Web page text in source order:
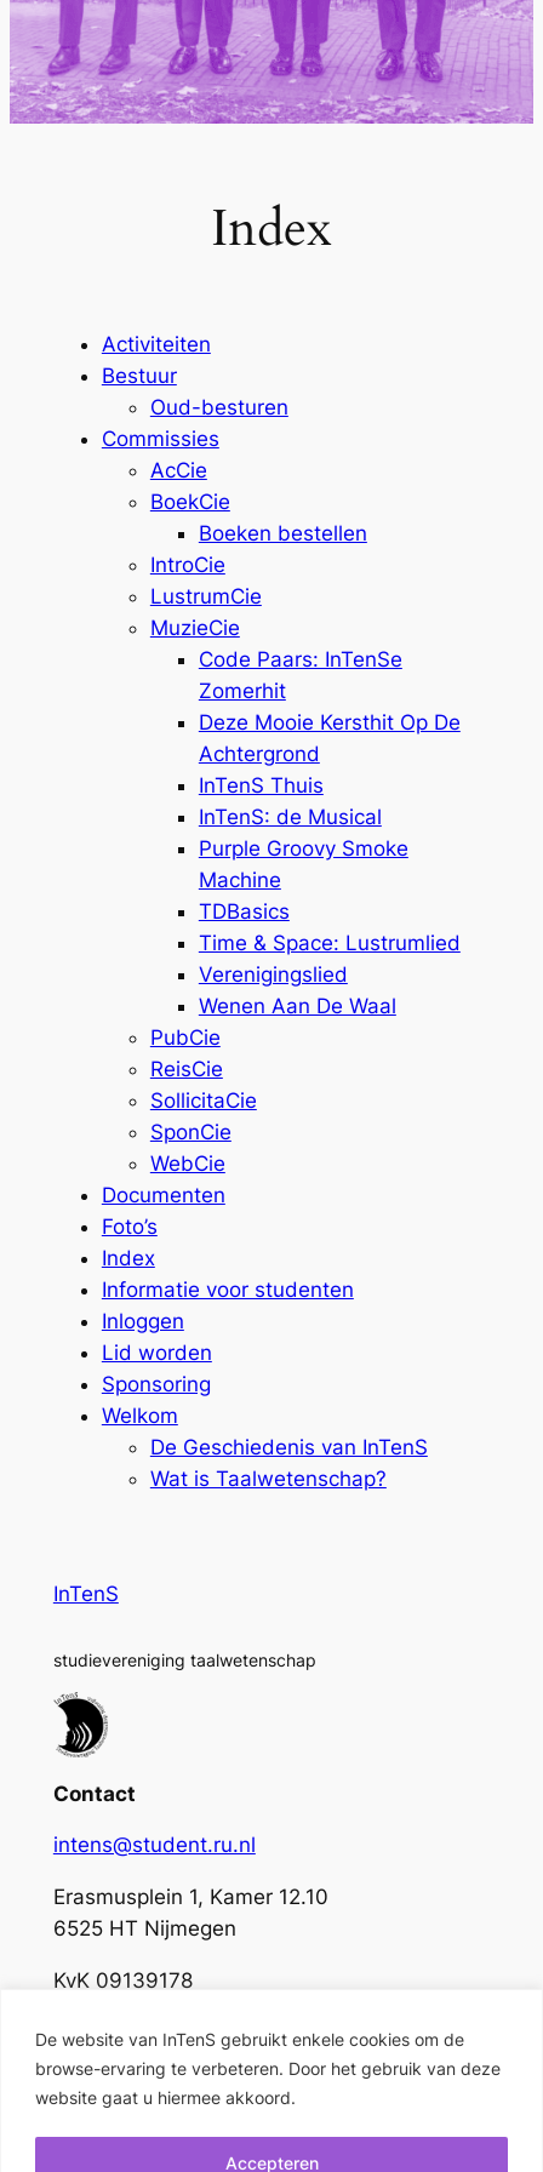
De website van InTenS gebruikt enkele cookies om de
browse-ervaring te verbeteren. Door het gebruik van deze
website gaat u hiermee akkoord.
Accepteren
Index
Activiteiten
Bestuur
Oud-besturen
Commissies
AcCie
BoekCie
Boeken bestellen
IntroCie
LustrumCie
MuzieCie
Code Paars: InTenSe
Zomerhit
Deze Mooie Kersthit Op De
Achtergrond
InTenS Thuis
InTenS: de Musical
Purple Groovy Smoke
Machine
TDBasics
Time & Space: Lustrumlied
Verenigingslied
Wenen Aan De Waal
PubCie
ReisCie
SollicitaCie
SponCie
WebCie
Documenten
Foto’s
Index
Informatie voor studenten
Inloggen
Lid worden
Sponsoring
Welkom
De Geschiedenis van InTenS
Wat is Taalwetenschap?
InTenS
studievereniging taalwetenschap
Contact
intens@student.ru.nl
Erasmusplein 1, Kamer 12.10
6525 HT Nijmegen
KvK 09139178
Socials